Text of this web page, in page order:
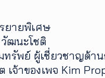
ยายพิเศษ
ฒนะโชติ
รัพย์ ผู้เชี่ยวชาญด้าน
เจ้าของเพจ Kim